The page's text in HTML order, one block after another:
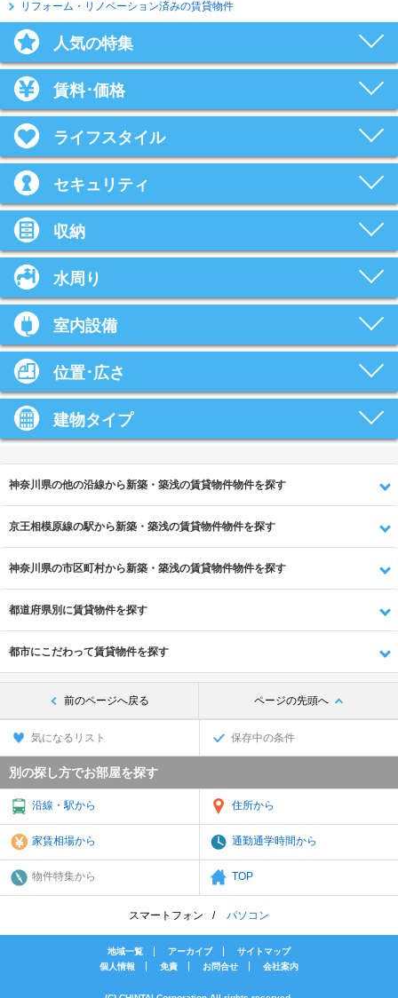
リフォーム・リノベーション済みの賃貸物件
人気の特集
賃料･価格
ライフスタイル
セキュリティ
収納
水周り
室内設備
位置･広さ
建物タイプ
神奈川県の他の沿線から新築・築浅の賃貸物件物件を探す
京王相模原線の駅から新築・築浅の賃貸物件物件を探す
神奈川県の市区町村から新築・築浅の賃貸物件物件を探す
都道府県別に賃貸物件を探す
都市にこだわって賃貸物件を探す
前のページへ戻る ページの先頭へ
気になるリスト 保存中の条件
別の探し方でお部屋を探す
沿線・駅から 住所から
家賃相場から 通勤通学時間から
物件特集から TOP
スマートフォン パソコン
地域一覧 アーカイブ
サイトマップ
個人情報
免責 お問合せ 会社案内